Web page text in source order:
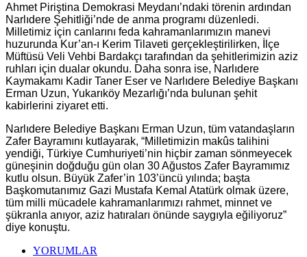
Ahmet Piriştina Demokrasi Meydanı’ndaki törenin ardından
Narlıdere Şehitliği’nde de anma programı düzenledi.
Milletimiz için canlarını feda kahramanlarımızın manevi
huzurunda Kur’an-ı Kerim Tilaveti gerçekleştirilirken, İlçe
Müftüsü Veli Vehbi Bardakçı tarafından da şehitlerimizin aziz
ruhları için dualar okundu. Daha sonra ise, Narlıdere
Kaymakamı Kadir Taner Eser ve Narlıdere Belediye Başkanı
Erman Uzun, Yukarıköy Mezarlığı’nda bulunan şehit
kabirlerini ziyaret etti.
Narlıdere Belediye Başkanı Erman Uzun, tüm vatandaşların
Zafer Bayramını kutlayarak, “Milletimizin makûs talihini
yendiği, Türkiye Cumhuriyeti’nin hiçbir zaman sönmeyecek
güneşinin doğduğu gün olan 30 Ağustos Zafer Bayramımız
kutlu olsun. Büyük Zafer’in 103’üncü yılında; başta
Başkomutanımız Gazi Mustafa Kemal Atatürk olmak üzere,
tüm milli mücadele kahramanlarımızı rahmet, minnet ve
şükranla anıyor, aziz hatıraları önünde saygıyla eğiliyoruz”
diye konuştu.
YORUMLAR